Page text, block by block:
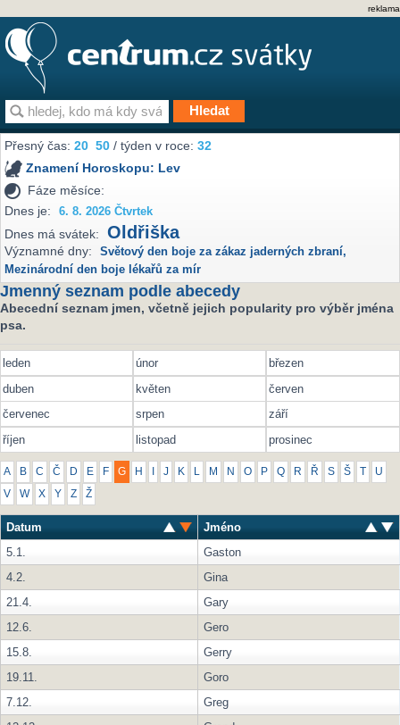
reklama
Přesný čas:20 50 / týden v roce:32
Znamení Horoskopu: Lev
Fáze měsíce:
Dnes je:
6. 8. 2026 Čtvrtek
Dnes má svátek: Oldřiška
Významné dny: Světový den boje za zákaz jaderných zbraní,
Mezinárodní den boje lékařů za mír
Jmenný seznam podle abecedy
Abecední seznam jmen, včetně jejich popularity pro výběr jména
psa.
leden únor
březen
duben
květen
červen
červenec
srpen
září
říjen
listopad prosinec
A B C Č D E F G H J K L M N O P Q R Ř S Š U
V W X Y Z Ž
Datum
Jméno
5.1.
Gaston
4.2.
Gina
21.4.
Gary
12.6.
Gero
15.8.
Gerry
19.11.
Goro
7.12.
Greg